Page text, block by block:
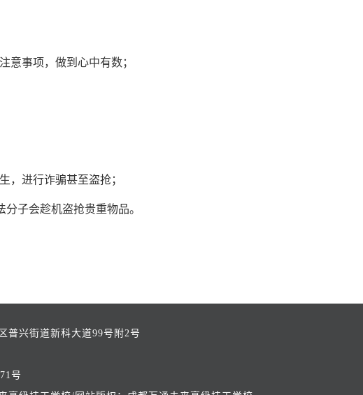
事项，做到心中有数；
，进行诈骗甚至盗抢；
子会趁机盗抢贵重物品。
普兴街道新科大道99号附2号
号